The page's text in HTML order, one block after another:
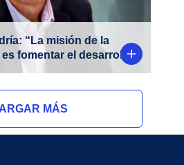
“La misión de la
fomentar el desarrollo”
MÁS